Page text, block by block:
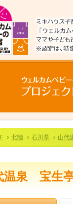
北陸 石川県 山代
温泉 宝生